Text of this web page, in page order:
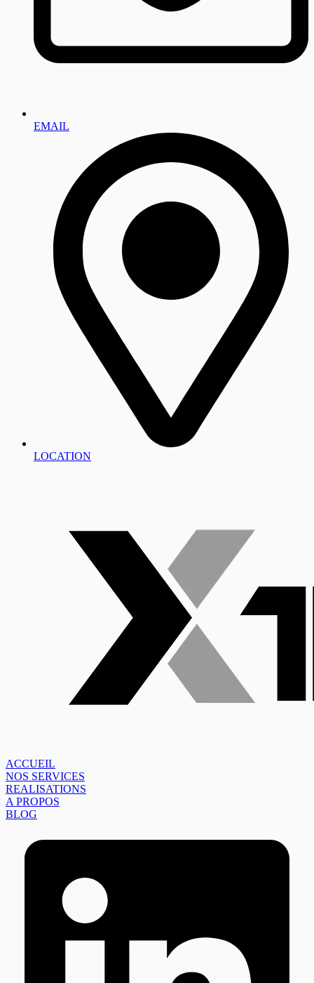
EMAIL
LOCATION
ACCUEIL
NOS SERVICES
REALISATIONS
A PROPOS
BLOG